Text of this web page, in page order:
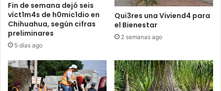
Fin de semana dejó seis
víct1m4s de h0mic1dio en
Chihuahua, según cifras
preliminares
5 días ago
Qui3res una Viviend4 para
el Bienestar
2 semanas ago